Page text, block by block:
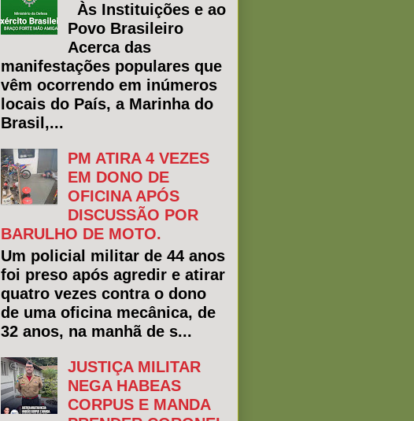
Às Instituições e ao
Povo Brasileiro
Acerca das
manifestações populares que
vêm ocorrendo em inúmeros
locais do País, a Marinha do
Brasil,...
PM ATIRA 4 VEZES
EM DONO DE
OFICINA APÓS
DISCUSSÃO POR
BARULHO DE MOTO.
Um policial militar de 44 anos
foi preso após agredir e atirar
quatro vezes contra o dono
de uma oficina mecânica, de
32 anos, na manhã de s...
JUSTIÇA MILITAR
NEGA HABEAS
CORPUS E MANDA